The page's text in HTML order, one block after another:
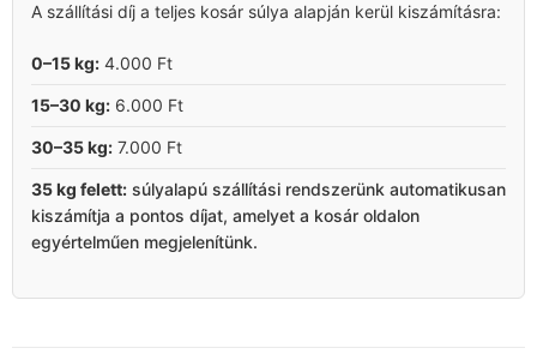
A szállítási díj a teljes kosár súlya alapján kerül kiszámításra:
0–15 kg: 4.000 Ft
15–30 kg: 6.000 Ft
30–35 kg: 7.000 Ft
35 kg felett: súlyalapú szállítási rendszerünk automatikusan
kiszámítja a pontos díjat, amelyet a kosár oldalon
egyértelműen megjelenítünk.